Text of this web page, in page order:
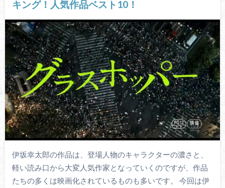
キング！人気作品ベスト10！
伊坂幸太郎の作品は、登場人物のキャラクターの濃さと、
軽い読み口から大変人気作家となっていくのですが、作品
たちの多くは映画化されているものも多いです。 今回は伊